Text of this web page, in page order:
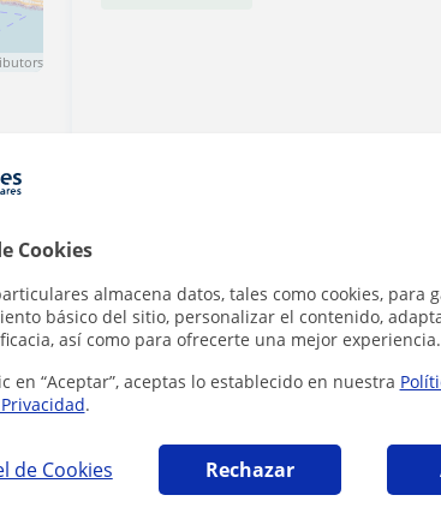
Cookies
almacena datos, tales como cookies, para
básico del sitio, personalizar el contenido,
así como para ofrecerte una mejor experiencia.
en “Aceptar”, aceptas lo establecido en nuestra
.
de Cookies Rechazar
Denunciar este perfil